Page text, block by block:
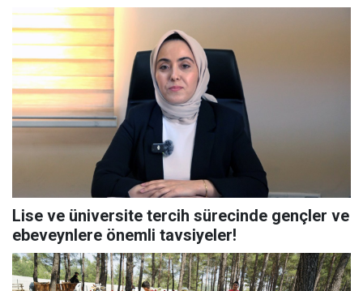
Lise ve üniversite tercih sürecinde gençler ve
ebeveynlere önemli tavsiyeler!